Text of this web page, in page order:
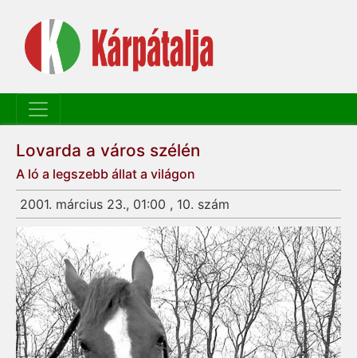
Lovarda a város szélén
A ló a legszebb állat a világon
2001. március 23., 01:00 , 10. szám